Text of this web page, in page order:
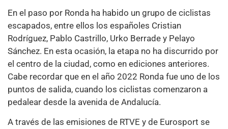
En el paso por Ronda ha habido un grupo de ciclistas
escapados, entre ellos los españoles Cristian
Rodríguez, Pablo Castrillo, Urko Berrade y Pelayo
Sánchez. En esta ocasión, la etapa no ha discurrido por
el centro de la ciudad, como en ediciones anteriores.
Cabe recordar que en el año 2022 Ronda fue uno de los
puntos de salida, cuando los ciclistas comenzaron a
pedalear desde la avenida de Andalucía.
A través de las emisiones de RTVE y de Eurosport se